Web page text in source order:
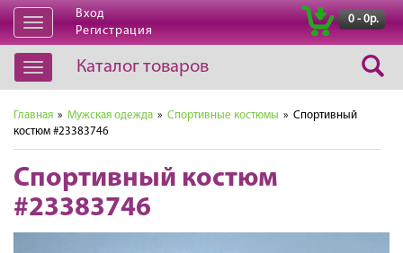
Открыть
навигацию
Вход
Регистрация
0 - 0р.
Открыть
навигацию
Каталог товаров
Главная » Мужская одежда » Спортивные костюмы » Спортивный
костюм #23383746
Спортивный костюм
#23383746